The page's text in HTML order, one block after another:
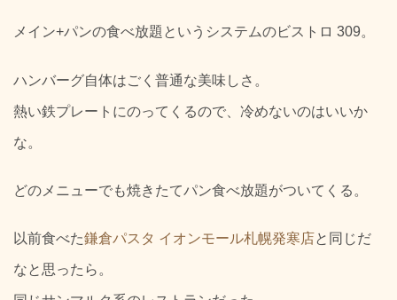
メイン+パンの食べ放題というシステムのビストロ 309。
ハンバーグ自体はごく普通な美味しさ。
熱い鉄プレートにのってくるので、冷めないのはいいか
な。
どのメニューでも焼きたてパン食べ放題がついてくる。
以前食べた鎌倉パスタ イオンモール札幌発寒店と同じだ
なと思ったら。